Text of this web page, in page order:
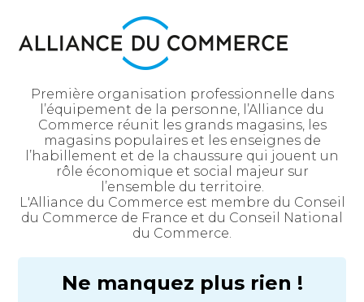
Première organisation professionnelle dans
l’équipement de la personne, l’Alliance du
Commerce réunit les grands magasins, les
magasins populaires et les enseignes de
l’habillement et de la chaussure qui jouent un
rôle économique et social majeur sur
l’ensemble du territoire.
L'Alliance du Commerce est membre du Conseil
du Commerce de France et du Conseil National
du Commerce.
Ne manquez plus rien !